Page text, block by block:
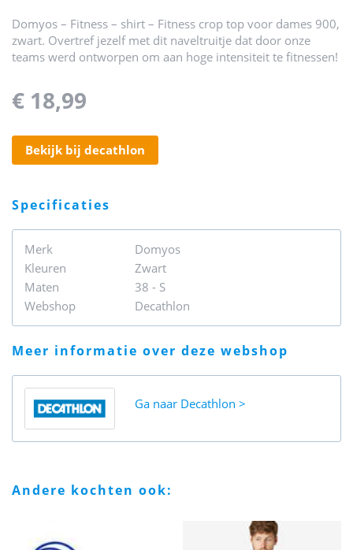
Domyos – Fitness – shirt – Fitness crop top voor dames 900,
zwart. Overtref jezelf met dit naveltruitje dat door onze
teams werd ontworpen om aan hoge intensiteit te fitnessen!
€ 18,99
bekijk bij decathlon
specificaties
Merk
Domyos
Kleuren
Zwart
Maten
38 - S
Webshop
Decathlon
meer informatie over deze webshop
Ga naar Decathlon
andere kochten ook: